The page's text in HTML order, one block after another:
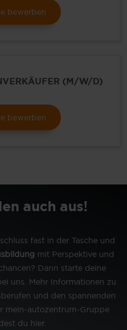
bewerben
(M/W/D)
bewerben
auch aus!
fast in der Tasche und
mit Perspektive und
Dann starte deine
uns. Mehr Informationen zu
und den spannenden
mein-autozentrum-Gruppe
du hier.